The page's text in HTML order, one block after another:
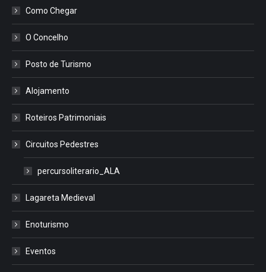
Como Chegar
O Concelho
Posto de Turismo
Alojamento
Roteiros Patrimoniais
Circuitos Pedestres
percursoliterario_ALA
Lagareta Medieval
Enoturismo
Eventos